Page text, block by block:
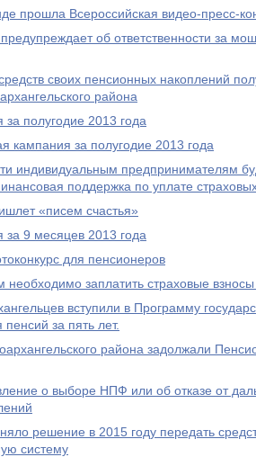
прошла Всероссийская видео-пресс-
об ответственности за
своих пенсионных накоплений
района
полугодие 2013 года
кампания за полугодие 2013 года
индивидуальным предпринимателям
поддержка по уплате
«писем счастья»
за 9 месяцев 2013 года
для пенсионеров
необходимо заплатить страховые
вступили в Программу
за пять лет.
района задолжали
о выборе НПФ или об отказе от
решение в 2015 году передать
систему